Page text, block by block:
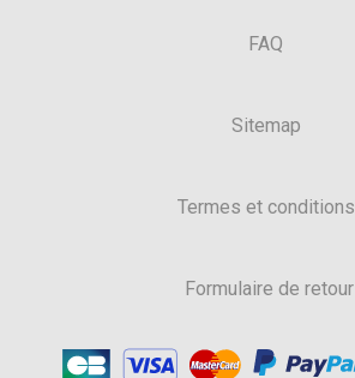
FAQ
Sitemap
Termes et conditions
Formulaire de retour